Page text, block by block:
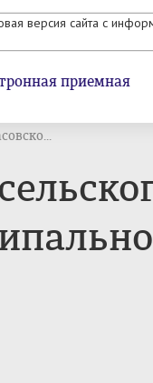
версия сайта с
приемная